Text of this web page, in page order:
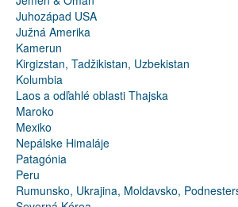
Juhozápad USA
Južná Amerika
Kamerun
Kirgizstan, Tadžikistan, Uzbekistan
Kolumbia
Laos a odľahlé oblasti Thajska
Maroko
Mexiko
Nepálske Himaláje
Patagónia
Peru
Rumunsko, Ukrajina, Moldavsko,